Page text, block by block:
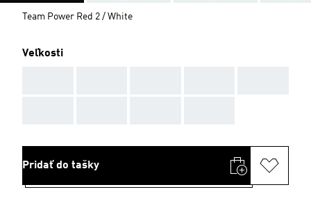
Team Power Red 2 / White
Veľkosti
Pridať do tašky